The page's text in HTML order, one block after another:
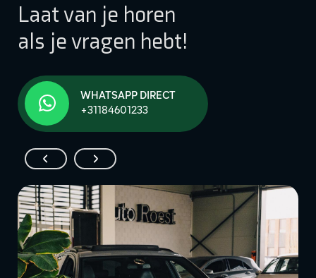
Laat van je horen
als je vragen hebt!
WHATSAPP DIRECT
+31184601233